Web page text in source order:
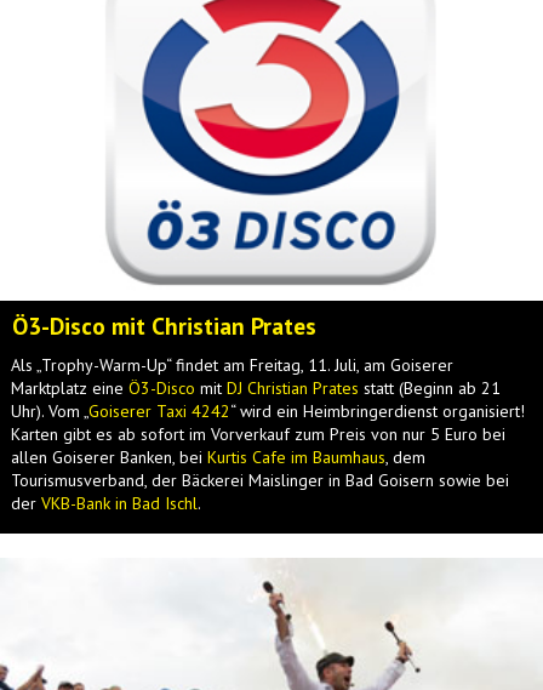
Ö3-Disco mit Christian Prates
Als „Trophy-Warm-Up“ findet am Freitag, 11. Juli, am Goiserer
Marktplatz eine Ö3-Disco mit DJ Christian Prates statt (Beginn ab 21
Uhr). Vom „Goiserer Taxi 4242“ wird ein Heimbringerdienst organisiert!
Karten gibt es ab sofort im Vorverkauf zum Preis von nur 5 Euro bei
allen Goiserer Banken, bei Kurtis Cafe im Baumhaus, dem
Tourismusverband, der Bäckerei Maislinger in Bad Goisern sowie bei
der VKB-Bank in Bad Ischl.